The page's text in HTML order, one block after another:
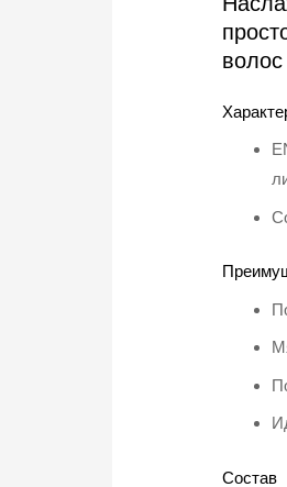
волос
Состав